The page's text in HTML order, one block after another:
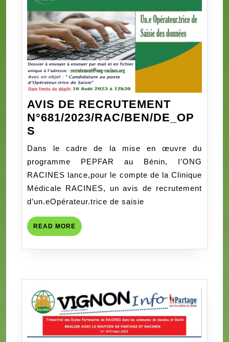
AVIS DE RECRUTEMENT
N°681/2023/RAC/BEN/DE_OP
S
DE
RECRUTEMENT
N°681/2023/RAC/BEN/DE_OPS
Dans le cadre de la mise en œuvre du
programme PEPFAR au Bénin, I’ONG
RACINES lance,pour le compte de la Clinique
Médicale RACINES, un avis de recrutement
d’un.eOpérateur.trice de saisie
READ MORE READ
MORE